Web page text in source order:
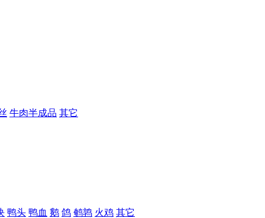
牛肉半成品 其它
鸭头 鸭血 鹅 鸽 鹌鹑 火鸡 其它